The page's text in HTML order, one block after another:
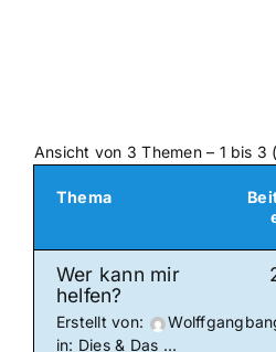
Ansicht von 3 Themen – 1 bis 3
Thema
Wer kann mir
helfen?
Erstellt von:
in: Dies & Das …